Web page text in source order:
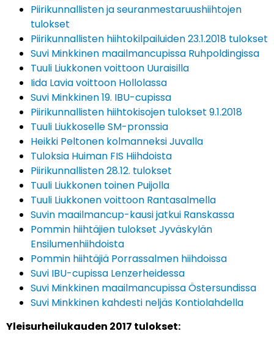
Piirikunnallisten ja seuranmestaruushiihtojen
tulokset
Piirikunnallisten hiihtokilpailuiden 23.1.2018 tulokset
Suvi Minkkinen maailmancupissa Ruhpoldingissa
Tuuli Liukkonen voittoon Uuraisilla
Iida Lavia voittoon Hollolassa
Suvi Minkkinen 19. IBU-cupissa
Piirikunnallisten hiihtokisojen tulokset 9.1.2018
Tuuli Liukkoselle SM-pronssia
Heikki Peltonen kolmanneksi Juvalla
Tuloksia Huiman FIS Hiihdoista
Piirikunnallisten 28.12. tulokset
Tuuli Liukkonen toinen Puijolla
Tuuli Liukkonen voittoon Rantasalmella
Suvin maailmancup-kausi jatkui Ranskassa
Pommin hiihtäjien tulokset Jyväskylän
Ensilumenhiihdoista
Pommin hiihtäjiä Porrassalmen hiihdoissa
Suvi IBU-cupissa Lenzerheidessa
Suvi Minkkinen maailmancupissa Östersundissa
Suvi Minkkinen kahdesti neljäs Kontiolahdella
Yleisurheilukauden 2017 tulokset: